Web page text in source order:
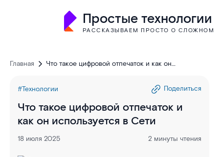
Простые технологии
РАССКАЗЫВАЕМ ПРОСТО О СЛОЖНОМ
Главная
Что такое цифровой отпечаток и как он
#Технологии
Поделиться
Что такое цифровой отпечаток и
как он используется в Сети
18 июля 2025 2 минуты чтения